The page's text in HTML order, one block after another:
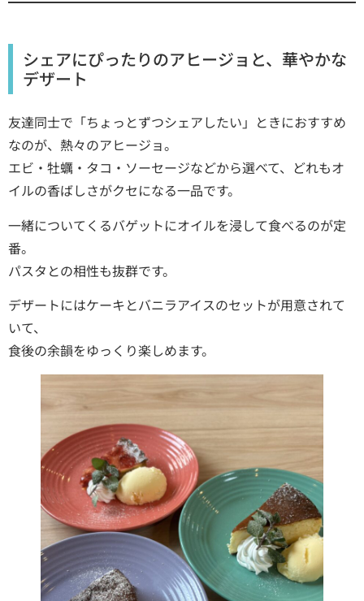
シェアにぴったりのアヒージョと、華やかな
デザート
友達同士で「ちょっとずつシェアしたい」ときにおすすめ
なのが、熱々のアヒージョ。
エビ・牡蠣・タコ・ソーセージなどから選べて、どれもオ
イルの香ばしさがクセになる一品です。
一緒についてくるバゲットにオイルを浸して食べるのが定
番。
パスタとの相性も抜群です。
デザートにはケーキとバニラアイスのセットが用意されて
いて、
食後の余韻をゆっくり楽しめます。